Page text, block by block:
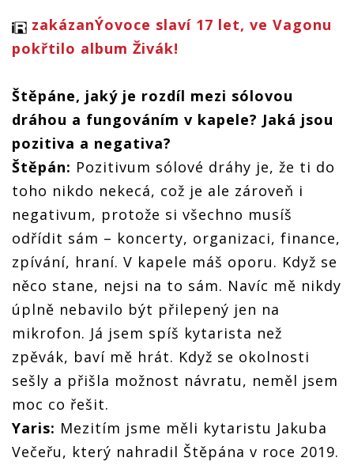
zakázanÝovoce slaví 17 let, ve Vagonu
pokřtilo album Živák!
Štěpáne, jaký je rozdíl mezi sólovou
dráhou a fungováním v kapele? Jaká jsou
pozitiva a negativa?
Štěpán: Pozitivum sólové dráhy je, že ti do
toho nikdo nekecá, což je ale zároveň i
negativum, protože si všechno musíš
odřídit sám – koncerty, organizaci, finance,
zpívání, hraní. V kapele máš oporu. Když se
něco stane, nejsi na to sám. Navíc mě nikdy
úplně nebavilo být přilepený jen na
mikrofon. Já jsem spíš kytarista než
zpěvák, baví mě hrát. Když se okolnosti
sešly a přišla možnost návratu, neměl jsem
moc co řešit.
Yaris: Mezitím jsme měli kytaristu Jakuba
Večeřu, který nahradil Štěpána v roce 2019.